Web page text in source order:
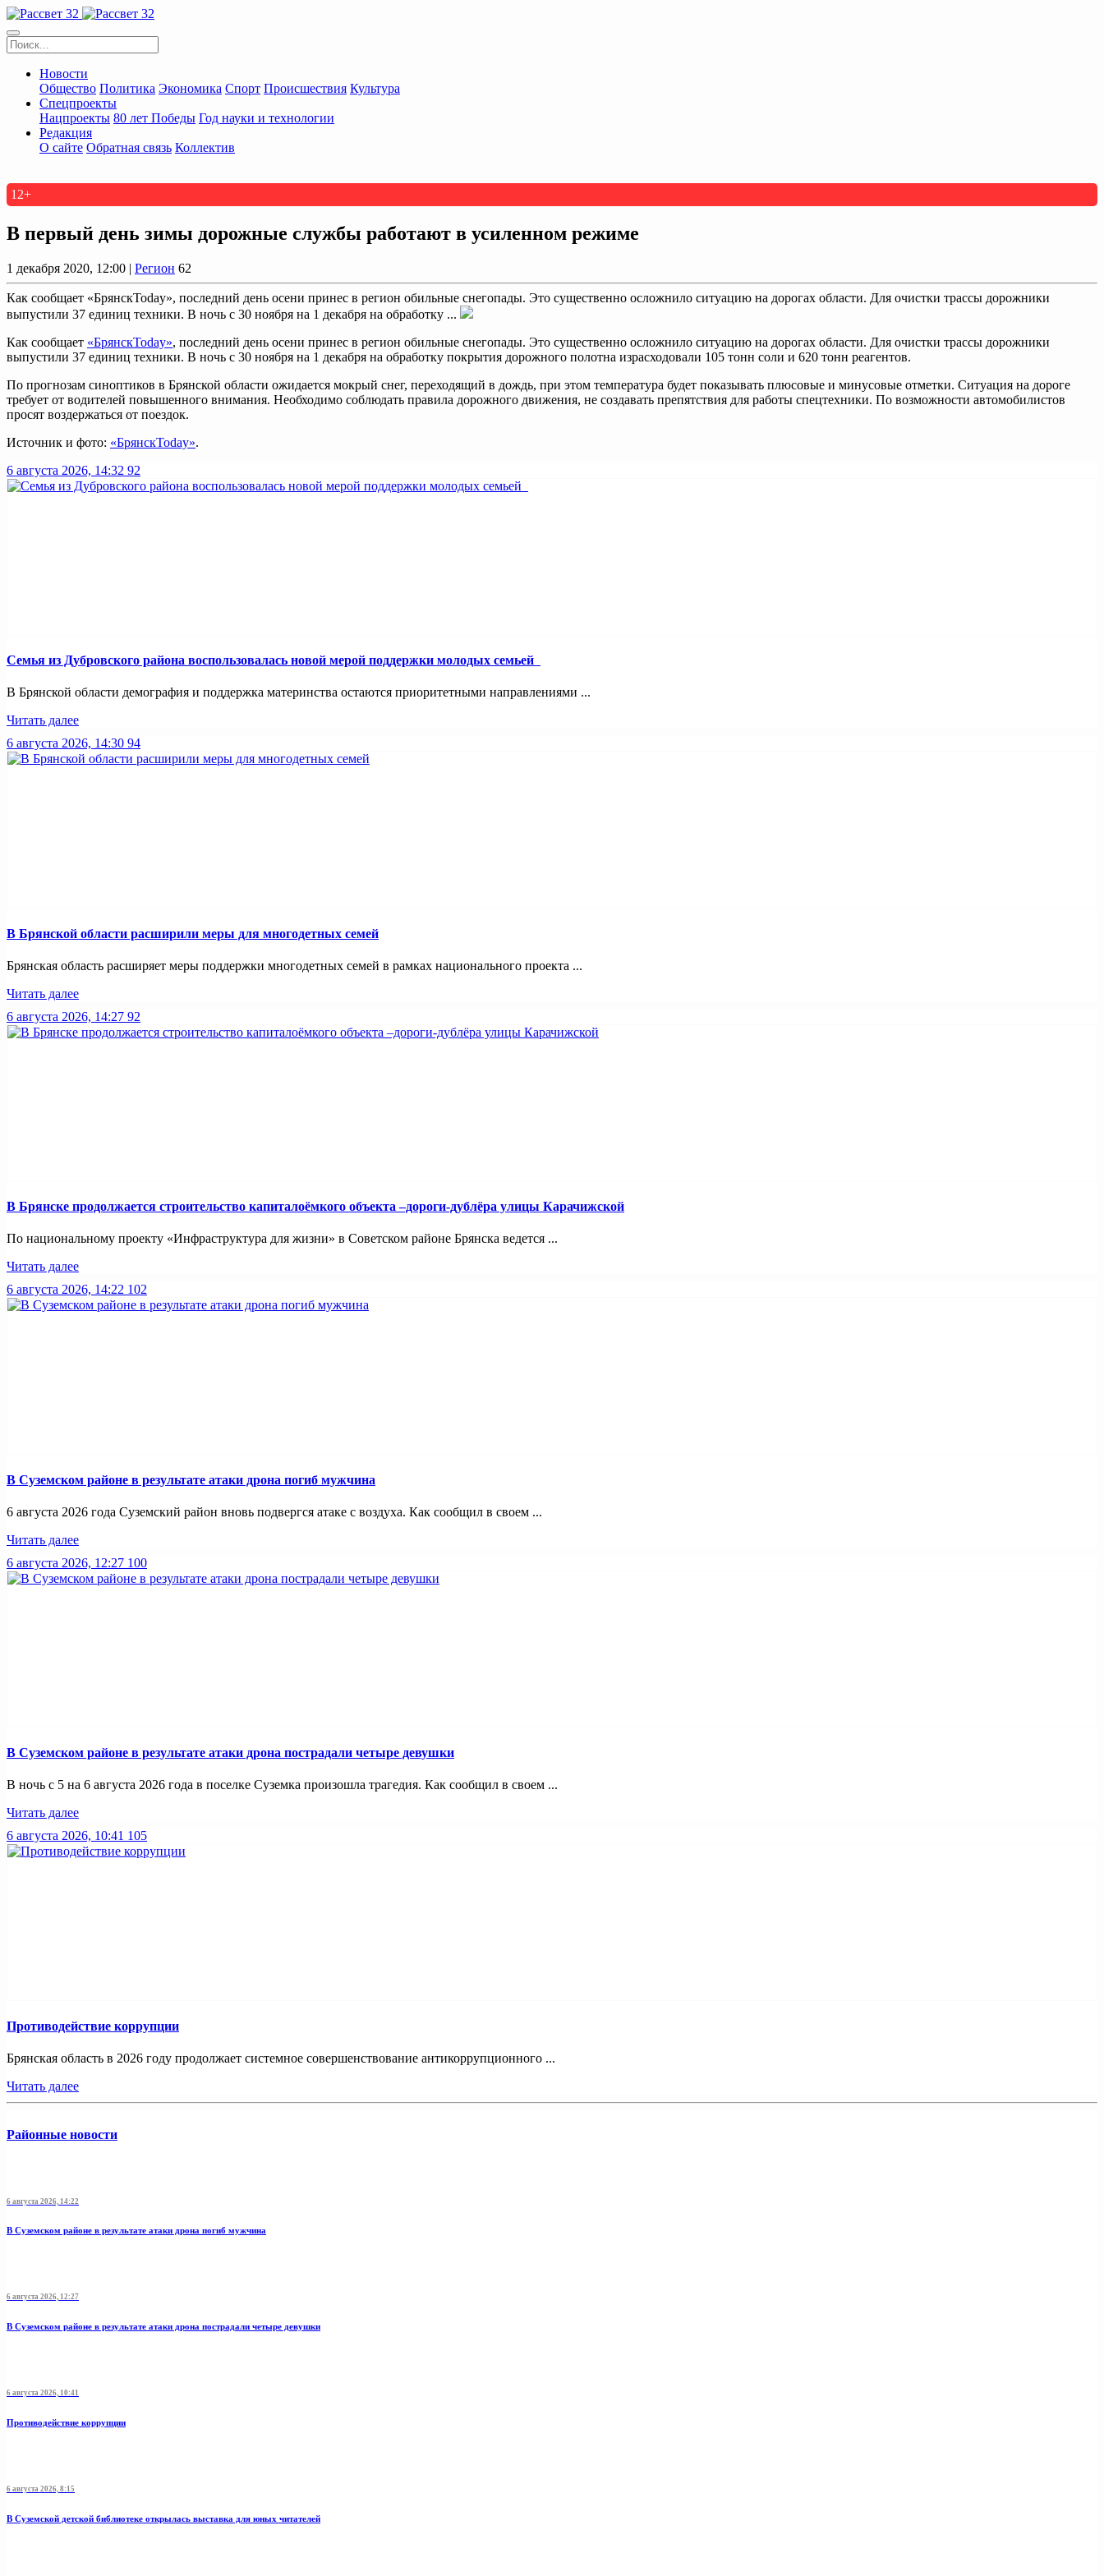
Новости
Общество Политика Экономика Спорт Происшествия Культура
Спецпроекты
Нацпроекты 80 лет Победы Год науки и технологии
Редакция
О сайте Обратная связь Коллектив
12+
В первый день зимы дорожные службы работают в усиленном режиме
1 декабря 2020, 12:00 | Регион 62
Как сообщает «БрянскToday», последний день осени принес в регион обильные снегопады. Это существенно осложнило ситуацию на дорогах области. Для очистки трассы дорожники
выпустили 37 единиц техники. В ночь с 30 ноября на 1 декабря на обработку ...
Как сообщает «БрянскToday», последний день осени принес в регион обильные снегопады. Это существенно осложнило ситуацию на дорогах области. Для очистки трассы дорожники
выпустили 37 единиц техники. В ночь с 30 ноября на 1 декабря на обработку покрытия дорожного полотна израсходовали 105 тонн соли и 620 тонн реагентов.
По прогнозам синоптиков в Брянской области ожидается мокрый снег, переходящий в дождь, при этом температура будет показывать плюсовые и минусовые отметки. Ситуация на дороге
требует от водителей повышенного внимания. Необходимо соблюдать правила дорожного движения, не создавать препятствия для работы спецтехники. По возможности автомобилистов
просят воздержаться от поездок.
Источник и фото: «БрянскToday».
6 августа 2026, 14:32 92
Семья из Дубровского района воспользовалась новой мерой поддержки молодых семьей
В Брянской области демография и поддержка материнства остаются приоритетными направлениями ...
Читать далее
6 августа 2026, 14:30 94
В Брянской области расширили меры для многодетных семей
Брянская область расширяет меры поддержки многодетных семей в рамках национального проекта ...
Читать далее
6 августа 2026, 14:27 92
В Брянске продолжается строительство капиталоёмкого объекта –дороги-дублёра улицы Карачижской
По национальному проекту «Инфраструктура для жизни» в Советском районе Брянска ведется ...
Читать далее
6 августа 2026, 14:22 102
В Суземском районе в результате атаки дрона погиб мужчина
6 августа 2026 года Суземский район вновь подвергся атаке с воздуха. Как сообщил в своем ...
Читать далее
6 августа 2026, 12:27 100
В Суземском районе в результате атаки дрона пострадали четыре девушки
В ночь с 5 на 6 августа 2026 года в поселке Суземка произошла трагедия. Как сообщил в своем ...
Читать далее
6 августа 2026, 10:41 105
Противодействие коррупции
Брянская область в 2026 году продолжает системное совершенствование антикоррупционного ...
Читать далее
Районные новости
6 августа 2026, 14:22
В Суземском районе в результате атаки дрона погиб мужчина
6 августа 2026, 12:27
В Суземском районе в результате атаки дрона пострадали четыре девушки
6 августа 2026, 10:41
Противодействие коррупции
6 августа 2026, 8:15
В Суземской детской библиотеке открылась выставка для юных читателей